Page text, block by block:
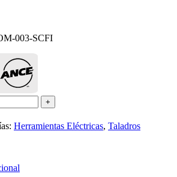
003-SCFI
Herramientas Eléctricas, Taladros